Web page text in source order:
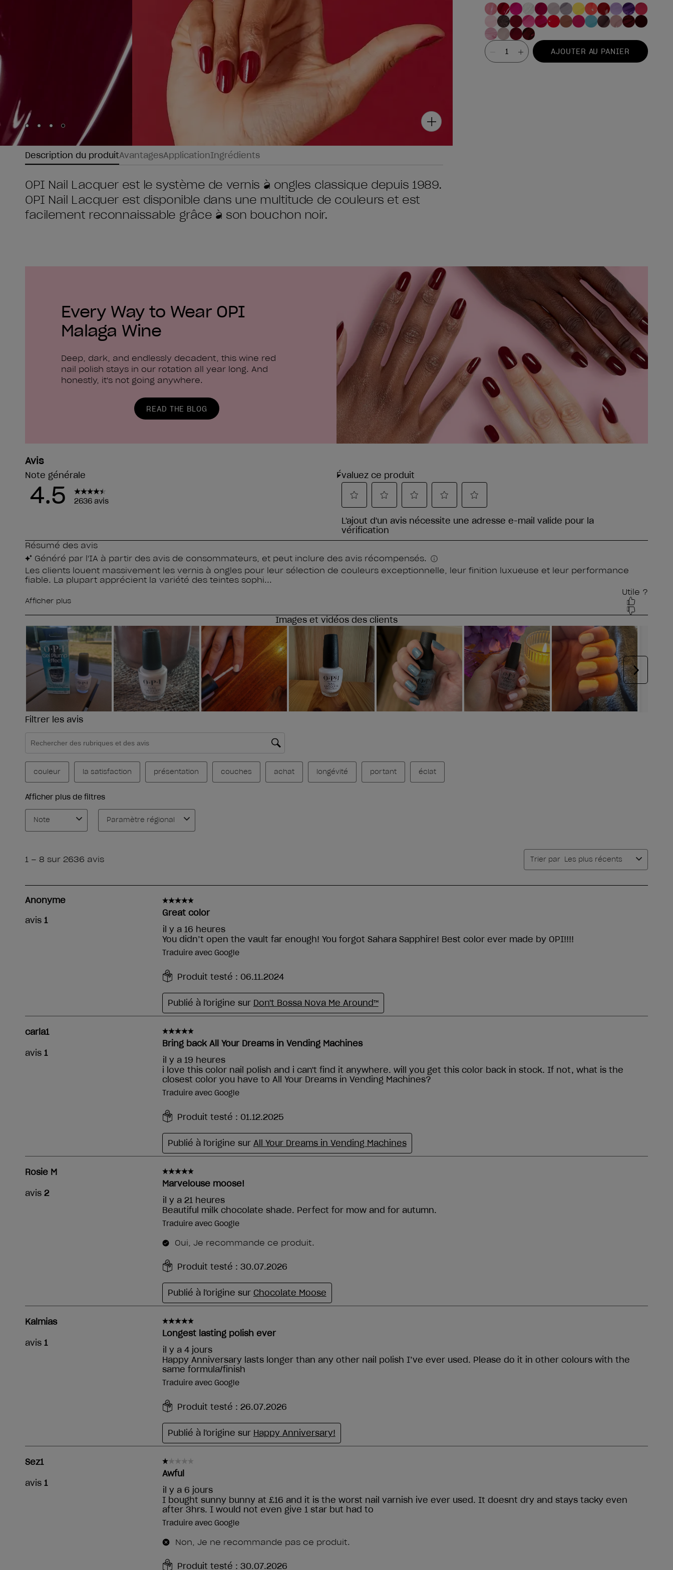
Skip to slide
Skip to slide2
Skip to slide
Skip to slide
Valeur
AJOUTER AU PANIER
Description du produitAvantagesApplicationIngrédients
OPI Nail Lacquer est le système de vernis à ongles classique depuis 1989.
OPI Nail Lacquer est disponible dans une multitude de couleurs et est
facilement reconnaissable grâce à son bouchon noir.
Every Way to Wear OPI
Malaga Wine
Deep, dark, and endlessly decadent, this wine red
nail polish stays in our rotation all year long. And
honestly, it's not going anywhere.
READ THE BLOG